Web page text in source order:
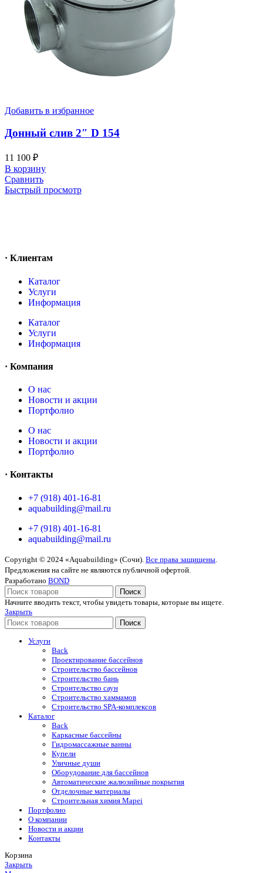
Добавить в избранное
Донный слив 2″ D 154
11 100 ₽
В корзину
Сравнить
Быстрый просмотр
· Клиентам
Каталог
Услуги
Информация
Каталог
Услуги
Информация
· Компания
O нас
Новости и акции
Портфолио
O нас
Новости и акции
Портфолио
· Контакты
+7 (918) 401-16-81
aquabuilding@mail.ru
+7 (918) 401-16-81
aquabuilding@mail.ru
Copyright © 2024 «Aquabuilding» (Сочи). Все права защищены
Предложения на сайте не являются публичной офертой.
Разработано BOND
Поиск
Начните вводить текст, чтобы увидеть товары, которые вы ищете.
Закрыть
Поиск
Услуги
Back
Проектирование бассейнов
Строительство бассейнов
Строительство бань
Строительство саун
Строительство хаммамов
Строительство SPA-комплексов
Каталог
Back
Каркасные бассейны
Гидромассажные ванны
Купели
Уличные души
Оборудование для бассейнов
Автоматические жалюзийные покрытия
Отделочные материалы
Строительная химия Mapei
Портфолио
O компании
Новости и акции
Контакты
Корзина
Закрыть